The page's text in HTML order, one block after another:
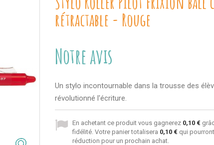
rétractable - Rouge
Notre avis
Un stylo incontournable dans la trousse des
révolutionné l'écriture.
En achetant ce produit vous gagnerez 0,10 €
fidélité. Votre panier totalisera 0,10 €qui
réduction pour un prochain achat.